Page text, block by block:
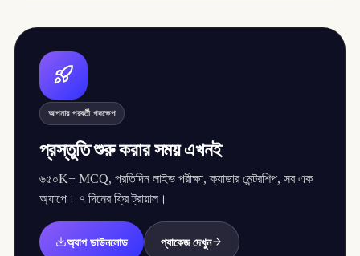
আপনার পরবর্তী পদক্ষেপ
প্রস্তুতি শুরু করার সময় এখনই
৬৫০K+ MCQ, প্রতিদিন লাইভ পরীক্ষা, ক্যাডার মেন্টরশিপ, সব এক
অ্যাপে। ৭ দিনের ফ্রি ট্রায়াল।
অ্যাপ ডাউনলোড প্যাকেজ দেখুন